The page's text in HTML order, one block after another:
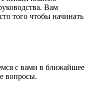
Вам
того чтобы начинать
с вами в ближайшее
вопросы.